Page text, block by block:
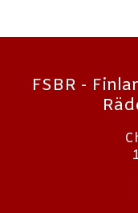
FSBR -